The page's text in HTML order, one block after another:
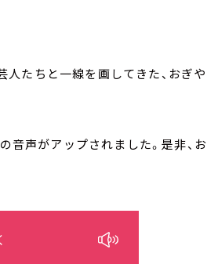
たちと一線を画してきた、おぎや
音声がアップされました。是非、お